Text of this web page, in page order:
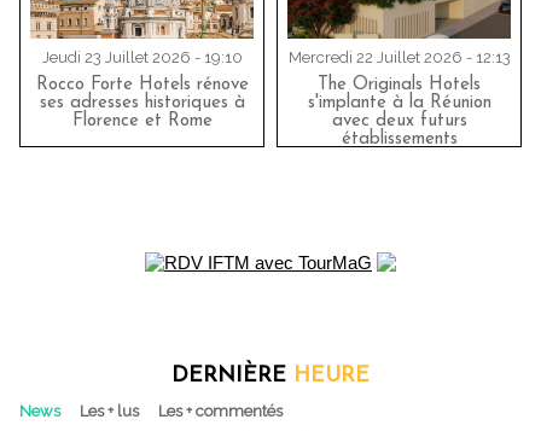
Jeudi 23 Juillet 2026 - 19:10
Rocco Forte Hotels rénove
ses adresses historiques à
Florence et Rome
Mercredi 22 Juillet 2026 - 12:13
The Originals Hotels
s'implante à la Réunion
avec deux futurs
établissements
DERNIÈRE HEURE
News Les + lus Les + commentés